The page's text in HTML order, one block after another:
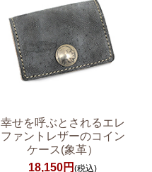
幸せを呼ぶとされるエレ
ファントレザーのコイン
ケース(象革）
18,150円(税込)